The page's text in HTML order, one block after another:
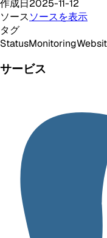
作成日2025-11-12
ソースソースを表示
タグ
StatusMonitoring
サービス